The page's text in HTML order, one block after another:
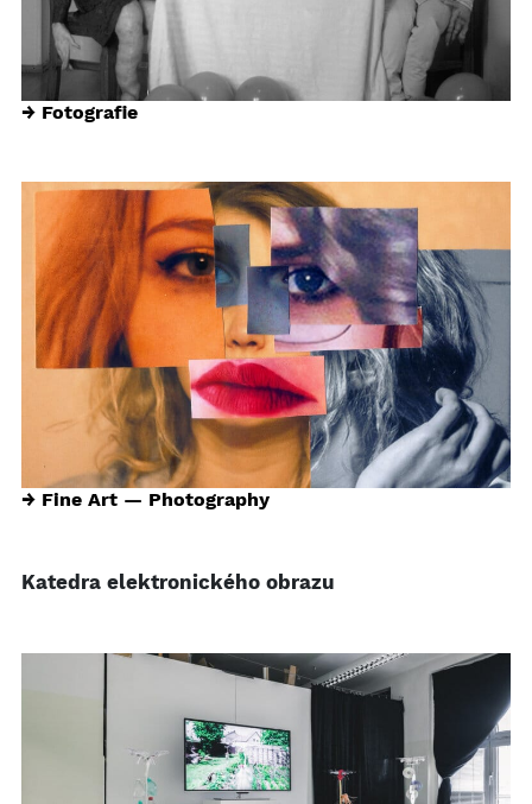
→ Fotografie
→ Fine Art — Photography
Katedra elektronického obrazu